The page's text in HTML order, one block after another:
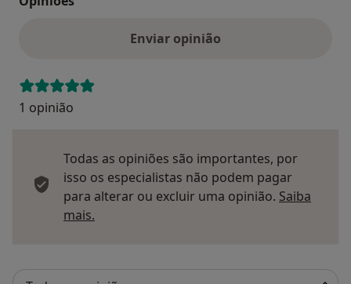
Enviar opinião
1 opinião
Todas as opiniões são importantes, por
isso os especialistas não podem pagar
para alterar ou excluir uma opinião. Saiba
mais.